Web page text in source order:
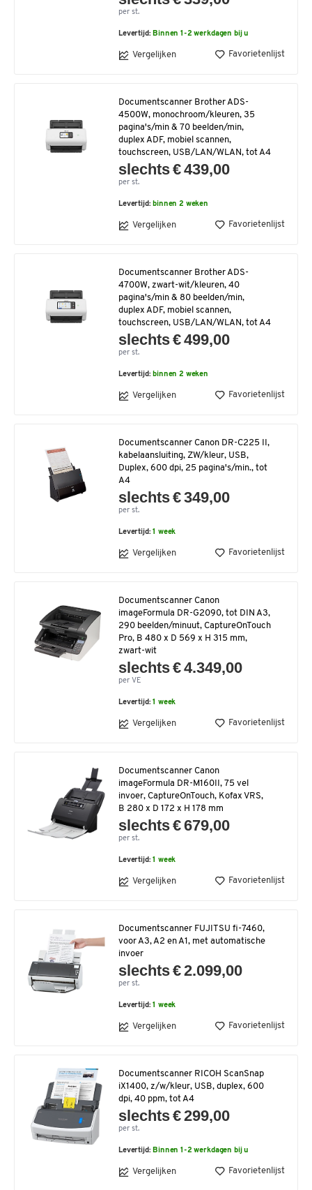
per st.
Levertijd: Binnen 1-2 werkdagen bij u
Vergelijken Favorietenlijst
Documentscanner Brother ADS-
4500W, monochroom/kleuren, 35
pagina's/min & 70 beelden/min,
duplex ADF, mobiel scannen,
touchscreen, USB/LAN/WLAN, tot A4
slechts € 439,00
per st.
Levertijd: binnen 2 weken
Vergelijken Favorietenlijst
Documentscanner Brother ADS-
4700W, zwart-wit/kleuren, 40
pagina's/min & 80 beelden/min,
duplex ADF, mobiel scannen,
touchscreen, USB/LAN/WLAN, tot A4
slechts € 499,00
per st.
Levertijd: binnen 2 weken
Vergelijken Favorietenlijst
Documentscanner Canon DR-C225 II,
kabelaansluiting, ZW/kleur, USB,
Duplex, 600 dpi, 25 pagina's/min., tot
A4
slechts € 349,00
per st.
Levertijd:1 week
Vergelijken Favorietenlijst
Documentscanner Canon
imageFormula DR-G2090, tot DIN A3,
290 beelden/minuut, CaptureOnTouch
Pro, B 480 x D 569 x H 315 mm,
zwart-wit
slechts € 4.349,00
per VE
Levertijd:1 week
Vergelijken Favorietenlijst
Documentscanner Canon
imageFormula DR-M160II, 75 vel
invoer, CaptureOnTouch, Kofax VRS,
B 280 x D 172 x H 178 mm
slechts € 679,00
per st.
Levertijd:1 week
Vergelijken Favorietenlijst
Documentscanner FUJITSU fi-7460,
voor A3, A2 en A1, met automatische
invoer
slechts € 2.099,00
per st.
Levertijd:1 week
Vergelijken Favorietenlijst
Documentscanner RICOH ScanSnap
iX1400, z/w/kleur, USB, duplex, 600
dpi, 40 ppm, tot A4
slechts € 299,00
per st.
Levertijd: Binnen 1-2 werkdagen bij u
Vergelijken Favorietenlijst